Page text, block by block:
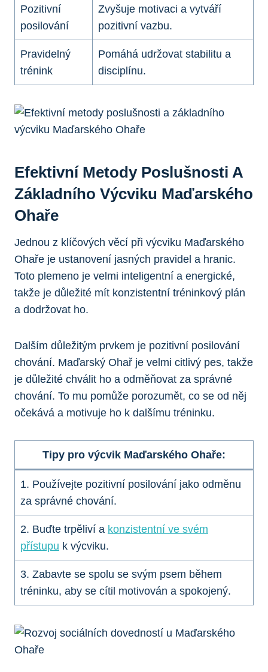
Pozitivní
posilování
Zvyšuje motivaci a vytváří
pozitivní vazbu.
Pravidelný
trénink
Pomáhá udržovat stabilitu a
disciplínu.
Efektivní Metody Poslušnosti A
Základního Výcviku Maďarského
Ohaře
Jednou z klíčových věcí při výcviku Maďarského
Ohaře je ustanovení jasných pravidel a hranic.
Toto plemeno je velmi inteligentní a energické,
takže je důležité mít konzistentní tréninkový plán
a dodržovat ho.
Dalším důležitým prvkem je pozitivní posilování
chování. Maďarský Ohař je velmi citlivý pes, takže
je důležité chválit ho a odměňovat za správné
chování. To mu pomůže porozumět, co se od něj
očekává a motivuje ho k dalšímu tréninku.
Tipy pro výcvik Maďarského Ohaře:
1. Používejte pozitivní posilování jako odměnu
za správné chování.
2. Buďte trpěliví a konzistentní ve svém
přístupu k výcviku.
3. Zabavte se spolu se svým psem během
tréninku, aby se cítil motivován a spokojený.